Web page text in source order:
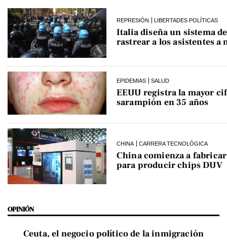
REPRESIÓN LIBERTADES POLÍTICAS
Italia diseña un sistema
rastrear a los asistentes a
EPIDEMIAS SALUD
EEUU registra la mayor
sarampión en 35 años
CHINA CARRERA TECNOLÓGICA
China comienza a
para producir chips DUV
OPINIÓN
Ceuta, el negocio político de la inmigración